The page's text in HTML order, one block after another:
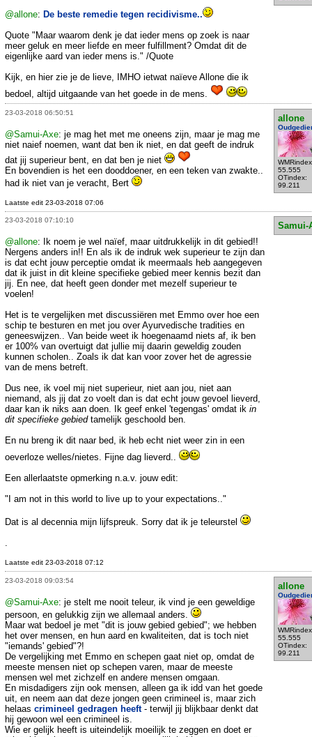
@allone: De beste remedie tegen recidivisme..
Quote "Maar waarom denk je dat ieder mens op zoek is naar
meer geluk en meer liefde en meer fulfillment? Omdat dit de
eigenlijke aard van ieder mens is." /Quote
Kijk, en hier zie je de lieve, IMHO ietwat naïeve Allone die ik
bedoel, altijd uitgaande van het goede in de mens.
23-03-2018 06:50:51
allone
55.555
OTindex:
99.211
@Samui-Axe: je mag het met me oneens zijn, maar je mag me
niet naief noemen, want dat ben ik niet, en dat geeft de indruk
dat jij superieur bent, en dat ben je niet
En bovendien is het een dooddoener, en een teken van zwakte..
had ik niet van je veracht, Bert
Laatste edit 23-03-2018 07:06
23-03-2018 07:10:10
Samui-
@allone: Ik noem je wel naïef, maar uitdrukkelijk in dit gebied!!
Nergens anders in!! En als ik de indruk wek superieur te zijn dan
is dat echt jouw perceptie omdat ik meermaals heb aangegeven
dat ik juist in dit kleine specifieke gebied meer kennis bezit dan
jij. En nee, dat heeft geen donder met mezelf superieur te
voelen!
Het is te vergelijken met discussiëren met Emmo over hoe een
schip te besturen en met jou over Ayurvedische tradities en
geneeswijzen.. Van beide weet ik hoegenaamd niets af, ik ben
er 100% van overtuigt dat jullie mij daarin geweldig zouden
kunnen scholen.. Zoals ik dat kan voor zover het de agressie
van de mens betreft.
Dus nee, ik voel mij niet superieur, niet aan jou, niet aan
niemand, als jij dat zo voelt dan is dat echt jouw gevoel lieverd,
daar kan ik niks aan doen. Ik geef enkel 'tegengas' omdat ik in
dit specifieke gebiedtamelijk geschoold ben.
En nu breng ik dit naar bed, ik heb echt niet weer zin in een
oeverloze welles/nietes. Fijne dag lieverd..
Een allerlaatste opmerking n.a.v. jouw edit:
"I am not in this world to live up to your expectations.."
Dat is al decennia mijn lijfspreuk. Sorry dat ik je teleurstel
.
Laatste edit 23-03-2018 07:12
23-03-2018 09:03:54
allone
55.555
OTindex:
99.211
@Samui-Axe: je stelt me nooit teleur, ik vind je een geweldige
persoon, en gelukkig zijn we allemaal anders.
Maar wat bedoel je met "dit is jouw gebied gebied"; we hebben
het over mensen, en hun aard en kwaliteiten, dat is toch niet
"iemands' gebied"?!
De vergelijking met Emmo en schepen gaat niet op, omdat de
meeste mensen niet op schepen varen, maar de meeste
mensen wel met zichzelf en andere mensen omgaan.
En misdadigers zijn ook mensen, alleen ga ik idd van het goede
uit, en neem aan dat deze jongen geen crimineel is, maar zich
helaas crimineel gedragen heeft - terwijl jij blijkbaar denkt dat
hij gewoon wel een crimineel is.
Wie er gelijk heeft is uiteindelijk moeilijk te zeggen en doet er